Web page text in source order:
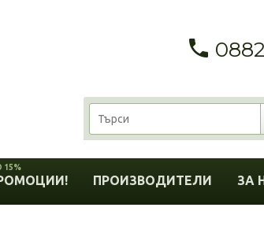
15%
ПРОИЗВОДИТЕЛИ ЗА